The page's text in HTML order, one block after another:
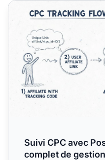
Suivi CPC avec Post
Suivi CPC avec
complet de